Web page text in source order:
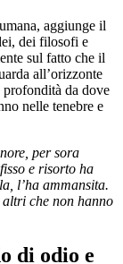
aggiunge il
dei filosofi e
sul fatto che il
all’orizzonte
profondità da dove
nelle tenebre e
per sora
e risorto ha
l’ha ammansita.
che non hanno
di odio e